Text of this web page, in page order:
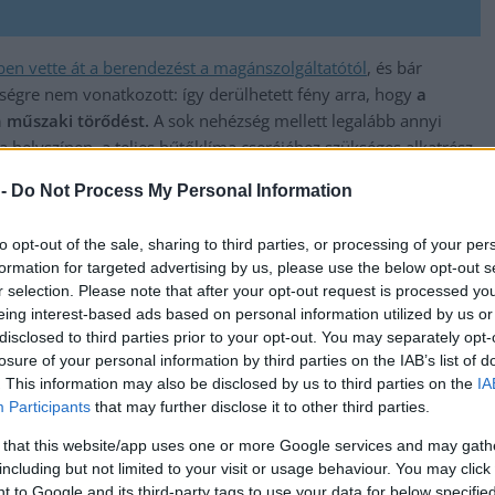
Do Not Process My Personal Information
opt-out of the sale, sharing to third parties, or processing of your
for targeted advertising by us, please use the below opt-out
selection. Please note that after your opt-out request is processed
interest-based ads based on personal information utilized by us
to third parties prior to your opt-out. You may separately
of your personal information by third parties on the IAB’s list of
This information may also be disclosed by us to third parties on the
Participants that may further disclose it to other third parties.
that this website/app uses one or more Google services and may
but not limited to your visit or usage behaviour. You may
to Google and its third-party tags to use your data for below
vette át a berendezést a magánszolgáltatótól, és bár
nem vonatkozott: így derülhetett fény arra, hogy a
törődést. A sok nehézség mellett legalább annyi
a teljes hűtőklíma cseréjéhez szükséges alkatrész
újra működőképes lesz a szolnoki MR-készülék.
rendhagyó mentőtervet dolgoztak ki az Országos Kórházi
MR-készüléket fognak üzembe helyezni. Ennek
emelt fordulatszámon dolgozik majd a betegek
ki, a Nemzeti Népegészségügyi és Gyógyszerészeti
a Debreceni Egyetem Klinikai Központban, a
kistarcsai Flór Ferenc Kórházban, valamint a Bács-Kiskun